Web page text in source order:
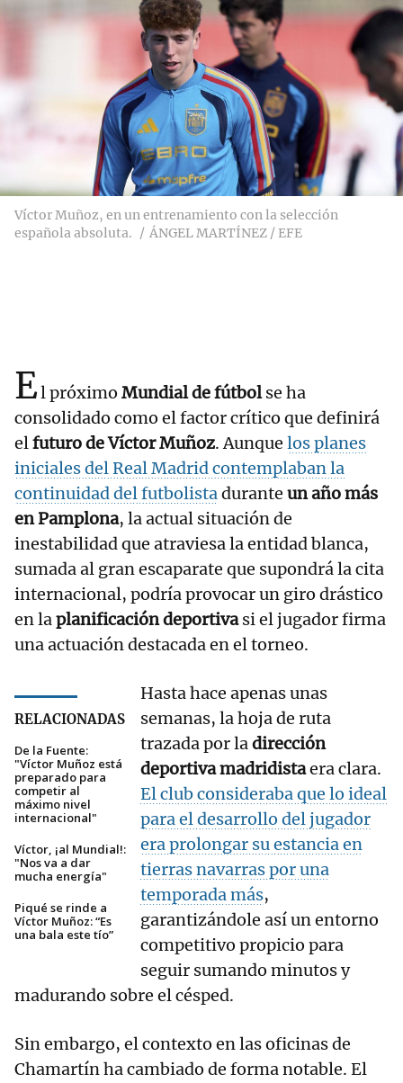
Víctor Muñoz, en un entrenamiento con la selección
española absoluta.
ÁNGEL MARTÍNEZ / EFE
El próximo Mundial de fútbolse ha
consolidado como el factor crítico que definirá
elfuturo de Víctor Muñoz. Aunque los planes
iniciales del Real Madrid contemplaban la
continuidad del futbolistadurante un año más
en Pamplona, la actual situación de
inestabilidad que atraviesa la entidad blanca,
sumada al gran escaparate que supondrá la cita
internacional, podría provocar un giro drástico
en laplanificación deportivasi el jugador firma
una actuación destacada en el torneo.
RELACIONADAS
De la Fuente:
"Víctor Muñoz está
preparado para
competir al
máximo nivel
internacional"
Víctor, ¡al Mundial!:
"Nos va a dar
mucha energía"
Piqué se rinde a
Víctor Muñoz: “Es
una bala este tío”
Hasta hace apenas unas
semanas, la hoja de ruta
trazada por ladirección
deportiva madridistaera clara.
El club consideraba que lo ideal
para el desarrollo del jugador
era prolongar su estancia en
tierras navarras por una
temporada más,
garantizándole así un entorno
competitivo propicio para
seguir sumando minutos y
madurando sobre el césped.
Sin embargo, el contexto en las oficinas de
Chamartín ha cambiado de forma notable. El